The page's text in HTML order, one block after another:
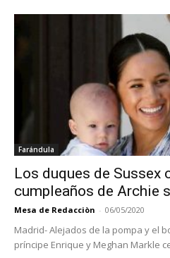
Farándula
Los duques de Sussex
cumpleaños de Archie
Mesa de Redacciòn - 06/05/2020
Madrid- Alejados de la pompa y el
príncipe Enrique y Meghan Markle